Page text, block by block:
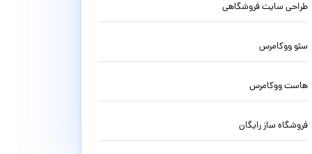
طراحی سایت فروشگاهی
سئو ووکامرس
هاست ووکامرس
فروشگاه ساز رایگان